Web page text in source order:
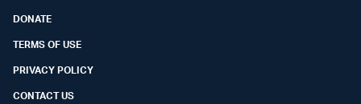
DONATE
TERMS OF USE
PRIVACY POLICY
CONTACT US